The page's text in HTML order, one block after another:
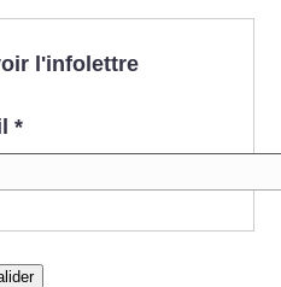
l'infolettre
*